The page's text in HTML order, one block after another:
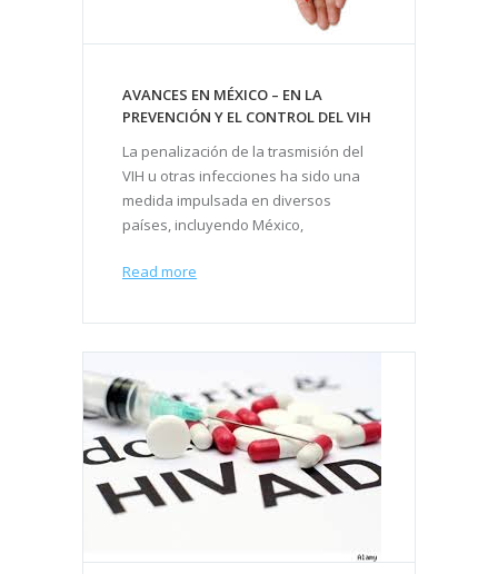
AVANCES EN MÉXICO – EN LA
PREVENCIÓN Y EL CONTROL DEL VIH
La penalización de la trasmisión del
VIH u otras infecciones ha sido una
medida impulsada en diversos
países, incluyendo México,
Read more